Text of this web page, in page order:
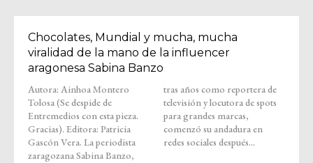
Chocolates, Mundial y mucha, mucha
viralidad de la mano de la influencer
aragonesa Sabina Banzo
Autora: Ainhoa Montero
Tolosa (Se despide de
Entremedios con esta pieza.
Gracias). Editora: Patricia
Gascón Vera. La periodista
zaragozana Sabina Banzo,
tras años como reportera de
televisión y locutora de spots
para grandes marcas,
comenzó su andadura en
redes sociales después...